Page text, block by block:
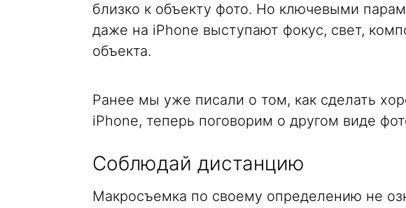
близко к объекту фото. Но ключевыми
даже на iPhone выступают фокус, свет,
объекта.
Ранее мы уже писали о том, как сделать
iPhone, теперь поговорим о другом виде
Соблюдай дистанцию
Макросъемка по своему определению не